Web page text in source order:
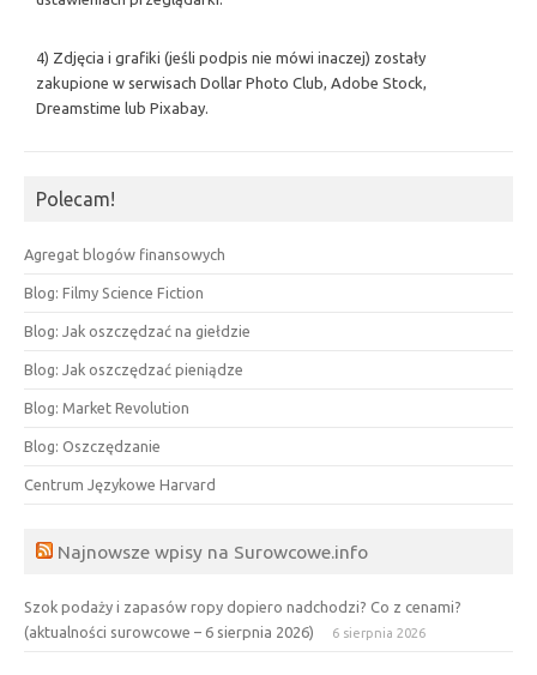
4) Zdjęcia i grafiki (jeśli podpis nie mówi inaczej) zostały
zakupione w serwisach Dollar Photo Club, Adobe Stock,
Dreamstime lub Pixabay.
Polecam!
Agregat blogów finansowych
Blog: Filmy Science Fiction
Blog: Jak oszczędzać na giełdzie
Blog: Jak oszczędzać pieniądze
Blog: Market Revolution
Blog: Oszczędzanie
Centrum Językowe Harvard
Najnowsze wpisy na Surowcowe.info
Szok podaży i zapasów ropy dopiero nadchodzi? Co z cenami?
(aktualności surowcowe – 6 sierpnia 2026)
6 sierpnia 2026